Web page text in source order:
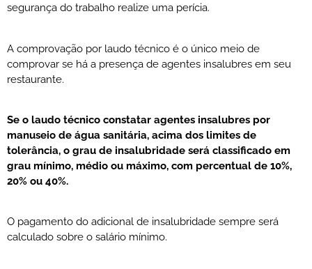
segurança do trabalho realize uma perícia.
A comprovação por laudo técnico é o único meio de
comprovar se há a presença de agentes insalubres em seu
restaurante.
Se o laudo técnico constatar agentes insalubres por
manuseio de água sanitária, acima dos limites de
tolerância, o grau de insalubridade será classificado em
grau mínimo, médio ou máximo, com percentual de 10%,
20% ou 40%.
O pagamento do adicional de insalubridade sempre será
calculado sobre o salário mínimo.